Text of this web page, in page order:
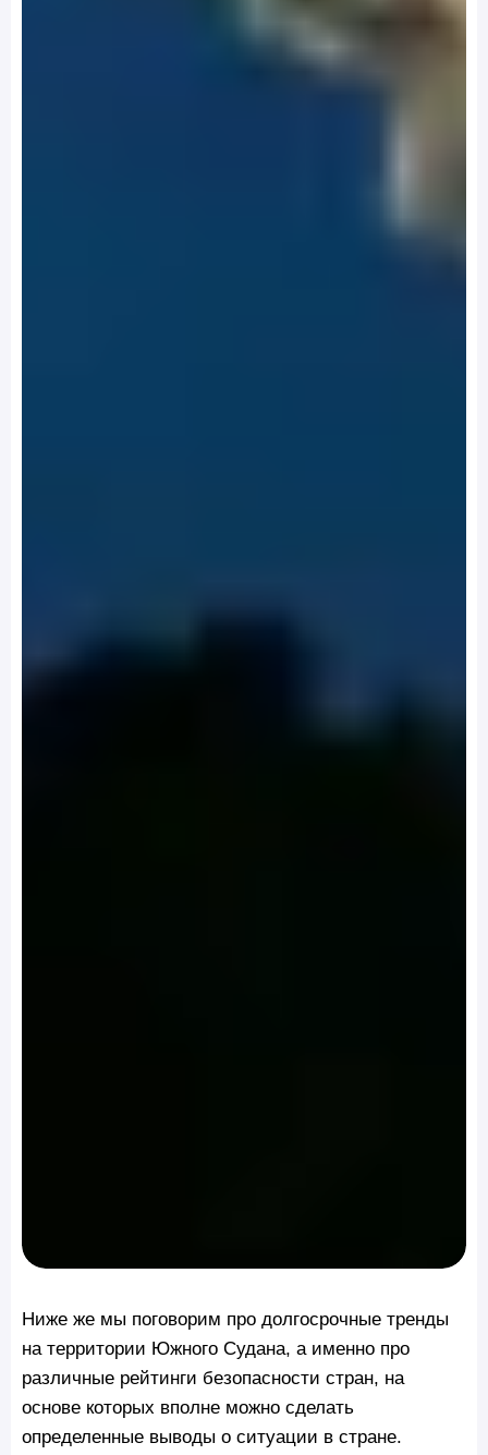
Ниже же мы поговорим про долгосрочные тренды
на территории Южного Судана, а именно про
различные рейтинги безопасности стран, на
основе которых вполне можно сделать
определенные выводы о ситуации в стране.